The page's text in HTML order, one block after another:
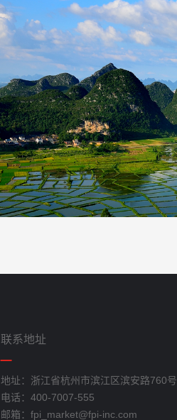
联系地址
地址：浙江省杭州市滨江区滨安路760号
电话：400-7007-555
邮箱：fpi_market@fpi-inc.com